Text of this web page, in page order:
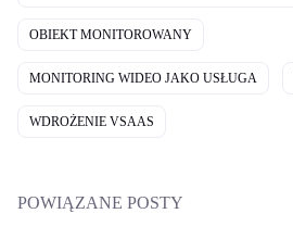
OBIEKT MONITOROWANY
MONITORING WIDEO JAKO USŁUGA
WDROŻENIE VSAAS
POWIĄZANE POSTY